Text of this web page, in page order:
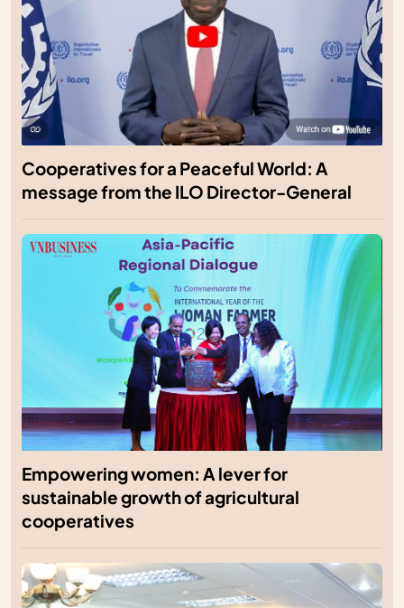
Cooperatives for a Peaceful World: A
message from the ILO Director-General
Empowering women: A lever for
sustainable growth of agricultural
cooperatives